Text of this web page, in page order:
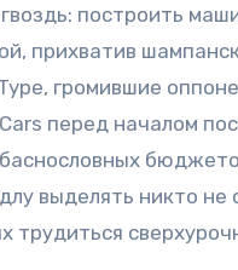
построить
прихватив
громившие
перед началом
выделять никто
трудиться